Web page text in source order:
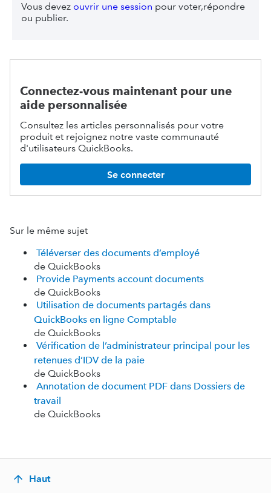
Vous devez ouvrir une session pour voter,répondre
ou publier.
Connectez-vous maintenant pour une
aide personnalisée
Consultez les articles personnalisés pour votre
produit et rejoignez notre vaste communauté
d'utilisateurs QuickBooks.
Se connecter
Sur le même sujet
Téléverser des documents d’employé
de QuickBooks
Provide Payments account documents
de QuickBooks
Utilisation de documents partagés dans
QuickBooks en ligne Comptable
de QuickBooks
Vérification de l’administrateur principal pour les
retenues d’IDV de la paie
de QuickBooks
Annotation de document PDF dans Dossiers de
travail
de QuickBooks
Haut